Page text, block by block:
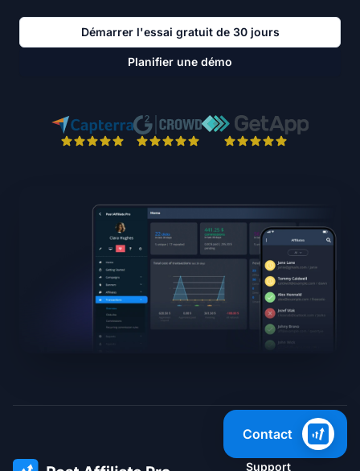
Démarrer l'essai gratuit de 30 jours
Planifier une démo
Support
Contact